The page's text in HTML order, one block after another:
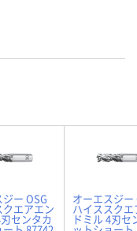
ー OSG
クエアエン
センタカ
オーエスジー
ハイススク
ドミル 4刃セ